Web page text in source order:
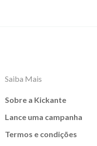
Saiba Mais
Sobre a Kickante
Lance uma campanha
Termos e condições